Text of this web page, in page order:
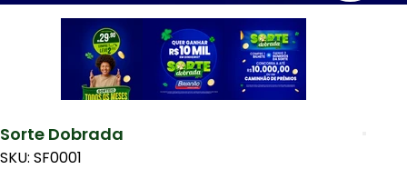
Sorte Dobrada
SKU: SF0001